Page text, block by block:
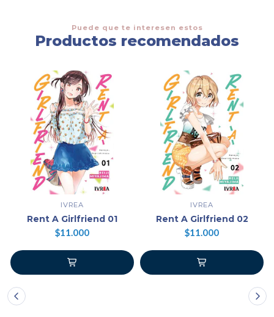
Puede que te interesen estos
Productos recomendados
IVREA
Rent A Girlfriend 01
$11.000
IVREA
Rent A Girlfriend 02
$11.000